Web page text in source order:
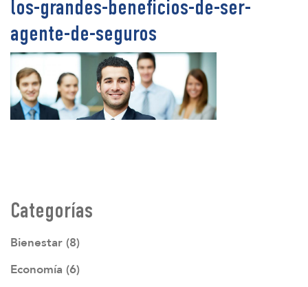
los-grandes-beneficios-de-ser-
agente-de-seguros
Categorías
Bienestar (8)
Economía (6)